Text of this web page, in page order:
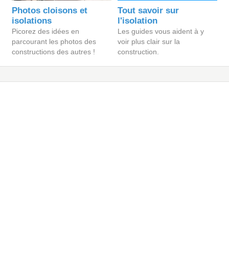
Photos cloisons et
isolations
Picorez des idées en
parcourant les photos des
constructions des autres !
Tout savoir sur
l'isolation
Les guides vous aident à y
voir plus clair sur la
construction.